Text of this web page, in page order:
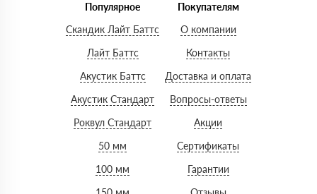
Популярное
Скандик Лайт Баттс
Лайт Баттс
Акустик Баттс
Акустик Стандарт
Роквул Стандарт
50 мм
100 мм
Покупателям
О компании
Контакты
Доставка и оплата
Вопросы-ответы
Акции
Сертификаты
Гарантии